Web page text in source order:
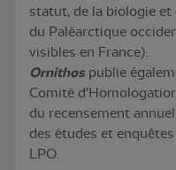
statut, de la biologie
du Paléarctique
visibles en France).
Ornithos publie
Comité
du recensement
des études et
LPO.